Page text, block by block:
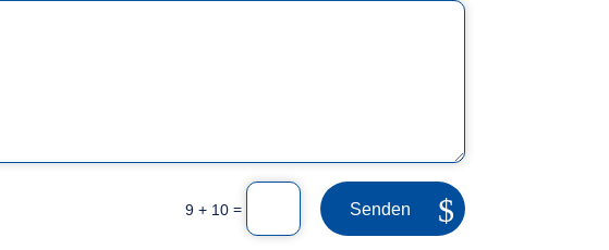
9 + 10 = Senden